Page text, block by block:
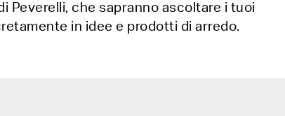
Peverelli, che sapranno ascoltare i tuoi
in idee e prodotti di arredo.